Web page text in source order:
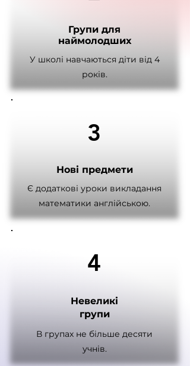
Групи для
наймолодших
У школі навчаються діти від 4
років.
3
Нові предмети
Є додаткові уроки викладання
математики англійською.
4
Невеликі
групи
В групах не більше десяти
учнів.